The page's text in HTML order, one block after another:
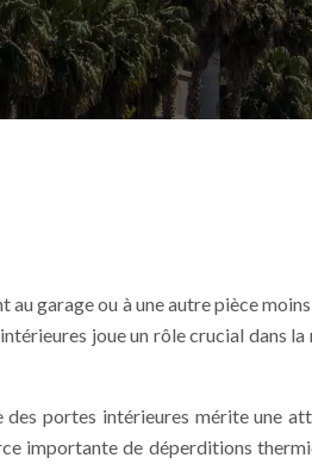
garage ou à une autre pièce
joue un rôle crucial dans
portes intérieures mérite une
importante de déperditions